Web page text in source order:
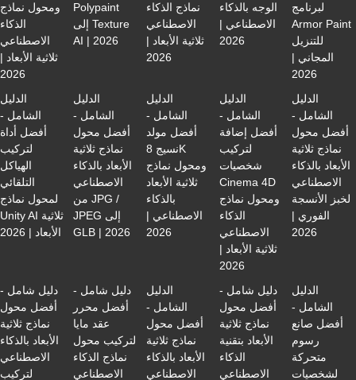
ومحول نماذج
الذكاء
الاصطناعي
ثلاثية الأبعاد |
2026
Polypaint
إلى Texture
AI | 2026
نماذج الذكاء
الاصطناعي
ثلاثية الأبعاد |
2026
الوجه بالذكاء
الاصطناعي |
2026
لبرنامج
Armor Paint
للتنزيل
المجاني |
2026
الدليل
الشامل -
أفضل أداة
لتركيب
الهياكل
التلقائي
لمحول نماذج
Unity AI ثلاثية
الأبعاد | 2026
الدليل
الشامل -
أفضل محول
نماذج ثلاثية
الأبعاد بالذكاء
الاصطناعي
من JPG /
JPEG إلى
GLB | 2026
الدليل
الشامل -
أفضل مولد
نسيج 8K
ومحول نماذج
ثلاثية الأبعاد
بالذكاء
الاصطناعي |
2026
الدليل
الشامل -
أفضل إضافة
لتركيب
شخصيات
Cinema 4D
ومحول نماذج
الذكاء
الاصطناعي
ثلاثية الأبعاد |
2026
الدليل
الشامل -
أفضل محول
نماذج ثلاثية
الأبعاد بالذكاء
الاصطناعي
لخبز الأنسجة
الفوري |
2026
دليل شامل -
أفضل محول
نماذج ثلاثية
الأبعاد بالذكاء
الاصطناعي
لتركيب
دليل شامل -
أفضل محرر
عقد مايا
لتركيب محول
نماذج الذكاء
الاصطناعي
الدليل
الشامل -
أفضل محول
نماذج ثلاثية
الأبعاد بالذكاء
الاصطناعي
دليل شامل -
أفضل محول
نماذج ثلاثية
الأبعاد بتقنية
الذكاء
الاصطناعي
الدليل
الشامل -
أفضل صانع
رسوم
متحركة
لشخصيات